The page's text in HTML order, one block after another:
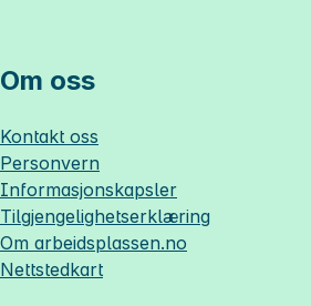
Om oss
Kontakt oss
Personvern
Informasjonskapsler
Tilgjengelighetserklæring
Om arbeidsplassen.no
Nettstedkart